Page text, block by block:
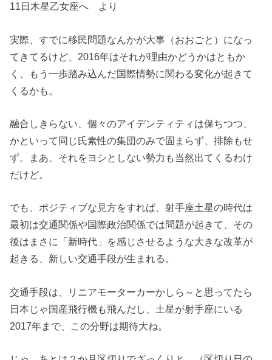
11日木星乙女座へ より
実際、すでに移民問題なんかが大事（おおごと）になっ
てきてるけど、2016年はそれが理由かどうかはともか
く、もう一歩踏み込んだ国際情勢に関わる変化が起きて
くるかも。
融合しきらない、個々のアイデンティティは保ちつつ、
かといって同じ氏素性の集団のみで固まらず、排除もせ
ず。まあ、それをヨシとしない勢力も当然出てくるわけ
だけど。
でも、ポジティブな見方をすれば、射手座土星の時代は
最初は交通関係や国際政治関係では問題が起きて、その
後はまさに「新時代」を感じさせるような大きな改革が
起きる、新しい交通手段が生まれる。
交通手段は、リニアモーターカーかしら～と思ってたら
日本じゃ国産飛行機も飛んだし、土星が射手座にいる
2017年まで、この分野は期待大ね。